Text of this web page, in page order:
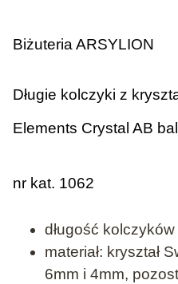
Biżuteria ARSYLION
Długie kolczyki z
Elements Crystal AB
nr kat. 1062
długość
materiał: kryształ
6mm i 4mm,